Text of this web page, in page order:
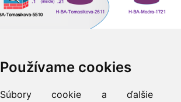
Používame cookies
Súbory cookie a ďalšie